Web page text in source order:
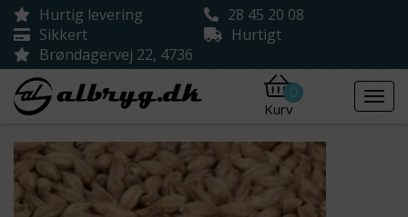
Hurtig levering
28 45 20 08
Sikkert
Hurtigt
Brøndagervej 22, 4736
0
Kurv